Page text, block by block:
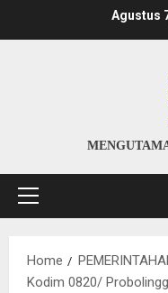
Agustus
Primary
Home
Kodim 0820/